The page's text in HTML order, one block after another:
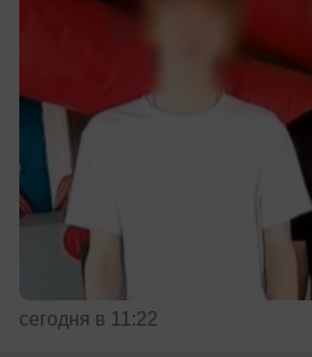
сегодня в 11:22